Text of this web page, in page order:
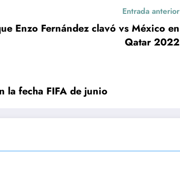
Entrada anterior
Enzo Fernández clavó vs México en
Qatar 2022
la fecha FIFA de junio